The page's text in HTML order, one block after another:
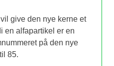
give den nye kerne et
en alfapartikel er en
på den nye
85.